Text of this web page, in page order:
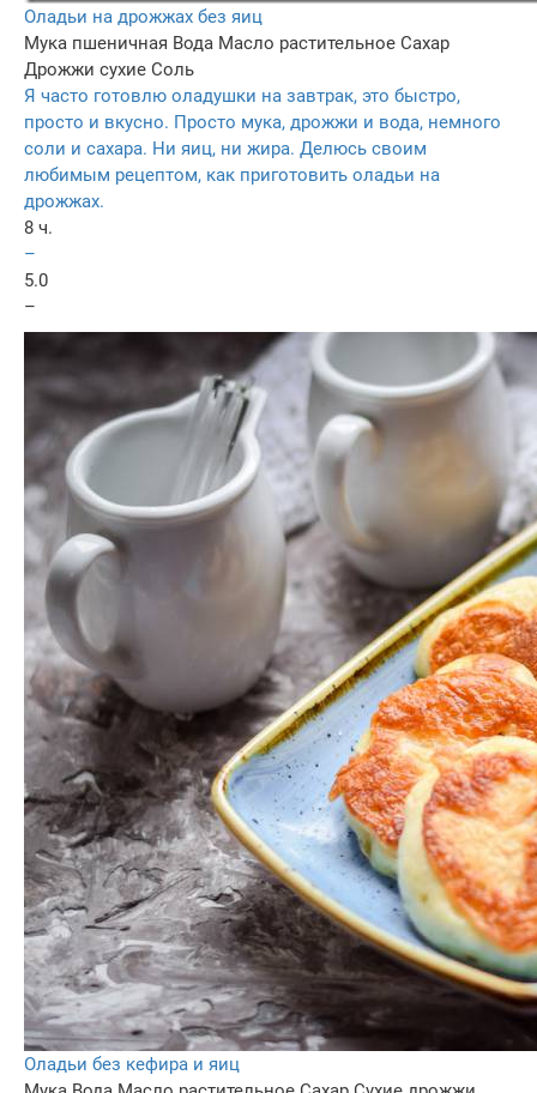
Оладьи на дрожжах без яиц
Мука пшеничная Вода Масло растительное Сахар
Дрожжи сухие Соль
Я часто готовлю оладушки на завтрак, это быстро,
просто и вкусно. Просто мука, дрожжи и вода, немного
соли и сахара. Ни яиц, ни жира. Делюсь своим
любимым рецептом, как приготовить оладьи на
дрожжах.
8 ч.
–
5.0
–
Оладьи без кефира и яиц